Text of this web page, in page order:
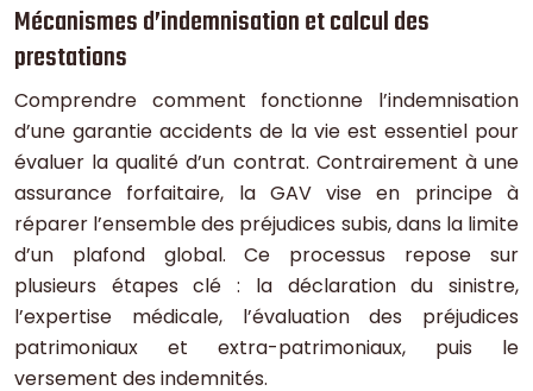
Mécanismes d’indemnisation et calcul des
prestations
Comprendre comment fonctionne l’indemnisation
d’une garantie accidents de la vie est essentiel pour
évaluer la qualité d’un contrat. Contrairement à une
assurance forfaitaire, la GAV vise en principe à
réparer l’ensemble des préjudices subis, dans la limite
d’un plafond global. Ce processus repose sur
plusieurs étapes clé : la déclaration du sinistre,
l’expertise médicale, l’évaluation des préjudices
patrimoniaux et extra-patrimoniaux, puis le
versement des indemnités.